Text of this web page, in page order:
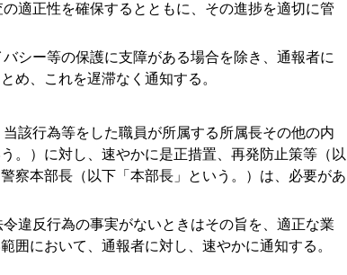
適正性を確保するとともに、その進捗を適切に管
シー等の保護に支障がある場合を除き、通報者に
め、これを遅滞なく通知する。
該行為等をした職員が所属する所属長その他の内
。）に対し、速やかに是正措置、再発防止策等（以
察本部長（以下「本部長」という。）は、必要があ
違反行為の事実がないときはその旨を、適正な業
囲において、通報者に対し、速やかに通知する。